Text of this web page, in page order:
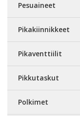
Pesuaineet
Pikakiinnikkeet
Pikaventtiilit
Pikkutaskut
Polkimet